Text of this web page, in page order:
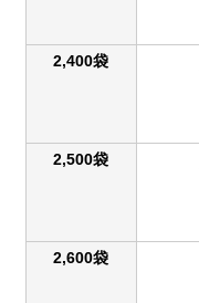
2,400袋
2,500袋
2,600袋